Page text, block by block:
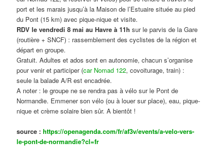
port et les marais jusqu’à la Maison de l’Estuaire située au pied
du Pont (15 km) avec pique-nique et visite.
RDV le vendredi 8 mai au Havre à 11h sur le parvis de la Gare
(routière + SNCF) : rassemblement des cyclistes de la région et
départ en groupe.
Gratuit. Adultes et ados sont en autonomie, chacun s’organise
pour venir et participer (car Nomad 122, covoiturage, train) :
seule la balade A/R est encadrée.
A noter : le groupe ne se rendra pas à vélo sur le Pont de
Normandie. Emmener son vélo (ou à louer sur place), eau, pique-
nique et crème solaire bien sûr. A bientôt !
source :https://openagenda.com/fr/af3v/events/a-velo-vers-
le-pont-de-normandie?cl=fr